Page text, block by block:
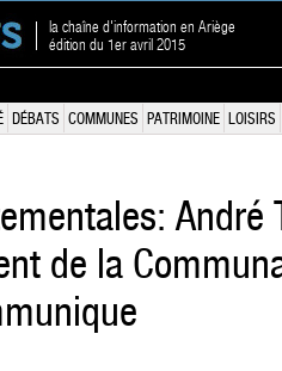
la chaîne d'information en Ariège
édition du 1er avril 2015
DÉBATS COMMUNES PATRIMOINE LOISIRS
André
de la